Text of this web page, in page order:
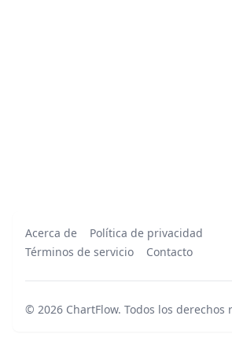
Acerca de
Política de privacidad
Términos de servicio
Contacto
© 2026 ChartFlow. Todos los derechos